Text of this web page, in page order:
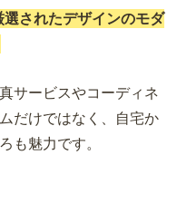
選されたデザインのモダ
サービスやコーディネ
だけではなく、自宅か
も魅力です。